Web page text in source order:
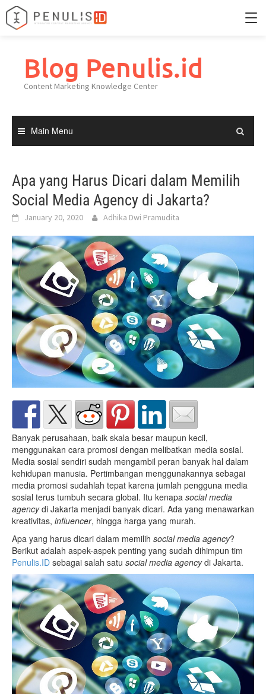
Home
Portfolio
Blog Penulis.id
Content Marketing Knowledge Center
Main Menu
Apa yang Harus Dicari dalam Memilih
Social Media Agency di Jakarta?
January 20, 2020 Adhika Dwi Pramudita
Banyak perusahaan, baik skala besar maupun kecil,
menggunakan cara promosi dengan melibatkan media sosial.
Media sosial sendiri sudah mengambil peran banyak hal dalam
kehidupan manusia. Pertimbangan menggunakannya sebagai
media promosi sudahlah tepat karena jumlah pengguna media
sosial terus tumbuh secara global. Itu kenapa social media
agencydi Jakarta menjadi banyak dicari. Ada yang menawarkan
kreativitas, influencer, hingga harga yang murah.
Apa yang harus dicari dalam memilih social media agency?
Berikut adalah aspek-aspek penting yang sudah dihimpun tim
Penulis.ID sebagai salah satu social media agencydi Jakarta.